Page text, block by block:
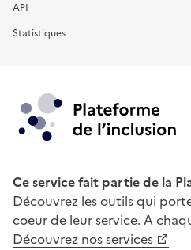
API
Statistiques
Ce service fait partie de la
Découvrez les outils qui
coeur de leur service. A
Découvrez nos services